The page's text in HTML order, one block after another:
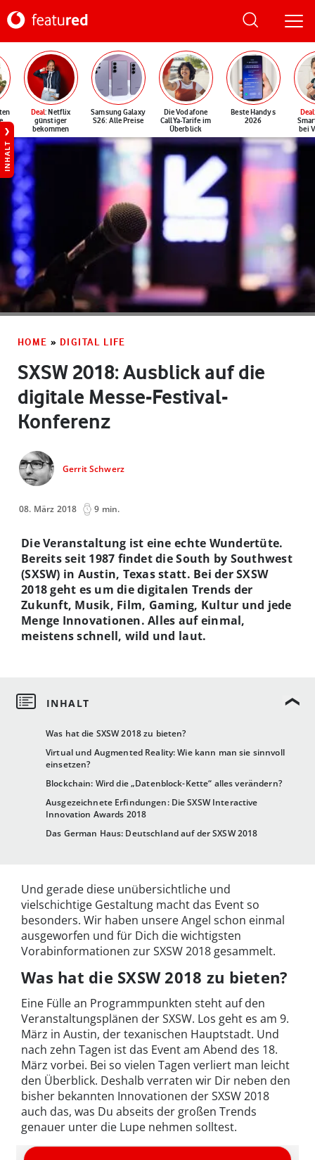
Deal: Netflix
günstiger
bekommen
Samsung Galaxy
S26: Alle Preise
Die Vodafone
CallYa-Tarife im
Überblick
Beste Handys
2026
Deal
bei
INHALT
HOME » DIGITAL LIFE
SXSW 2018: Ausblick auf die
digitale Messe-Festival-
Konferenz
Gerrit Schwerz
08. März 2018 9 min.
Was hat die SXSW 2018 zu bieten?
Virtual und Augmented Reality: Wie kann man sie sinnvoll
einsetzen?
Blockchain: Wird die „Datenblock-Kette“ alles verändern?
Ausgezeichnete Erfindungen: Die SXSW Interactive
Innovation Awards 2018
Das German Haus: Deutschland auf der SXSW 2018
Die Veranstaltung ist eine echte Wundertüte.
Bereits seit 1987 findet die South by Southwest
(SXSW) in Austin, Texas statt. Bei der SXSW
2018 geht es um die digitalen Trends der
Zukunft, Musik, Film, Gaming, Kultur und jede
Menge Innovationen. Alles auf einmal,
meistens schnell, wild und laut.
Und gerade diese unübersichtliche und
vielschichtige Gestaltung macht das Event so
besonders. Wir haben unsere Angel schon einmal
ausgeworfen und für Dich die wichtigsten
Vorabinformationen zur SXSW 2018 gesammelt.
Was hat die SXSW 2018 zu bieten?
Eine Fülle an Programmpunkten steht auf den
Veranstaltungsplänen der SXSW. Los geht es am 9.
März in Austin, der texanischen Hauptstadt. Und
nach zehn Tagen ist das Event am Abend des 18.
März vorbei. Bei so vielen Tagen verliert man leicht
den Überblick. Deshalb verraten wir Dir neben den
bisher bekannten Innovationen der SXSW 2018
auch das, was Du abseits der großen Trends
genauer unter die Lupe nehmen solltest.